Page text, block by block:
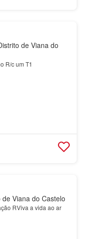
de Viana do
R/c um T1
Viana do Castelo
RViva a vida ao ar